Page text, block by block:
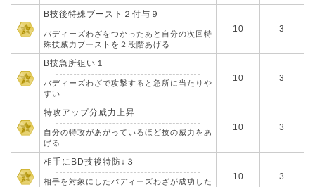
B技後特殊ブースト２付与９
バディーズわざをつかったあと自分の次回特
殊技威力ブーストを２段階あげる
10 3
B技急所狙い１
バディーズわざで攻撃すると急所に当たりや
すい
10 3
特攻アップ分威力上昇
自分の特攻があがっているほど技の威力をあ
げる
10 3
相手にBD技後特防↓３
相手を対象にしたバディーズわざが成功した
10 3